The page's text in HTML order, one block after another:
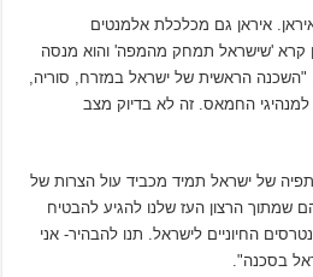
איראן גם מכלכלת אלמנטים
קרא 'שישראל תמחק מהמפה' והוא מנסה
"השכנה הראשית של ישראל במזרח, סוריה,
החמאס. זה לא בדיוק מצב
של ישראל תמיד מכביד עול הצרות של
שמתוך הרצון העז שלנו להגיע להבטיח
החיוניים לישראל. תנו להבהיר- אני
בסכנה".